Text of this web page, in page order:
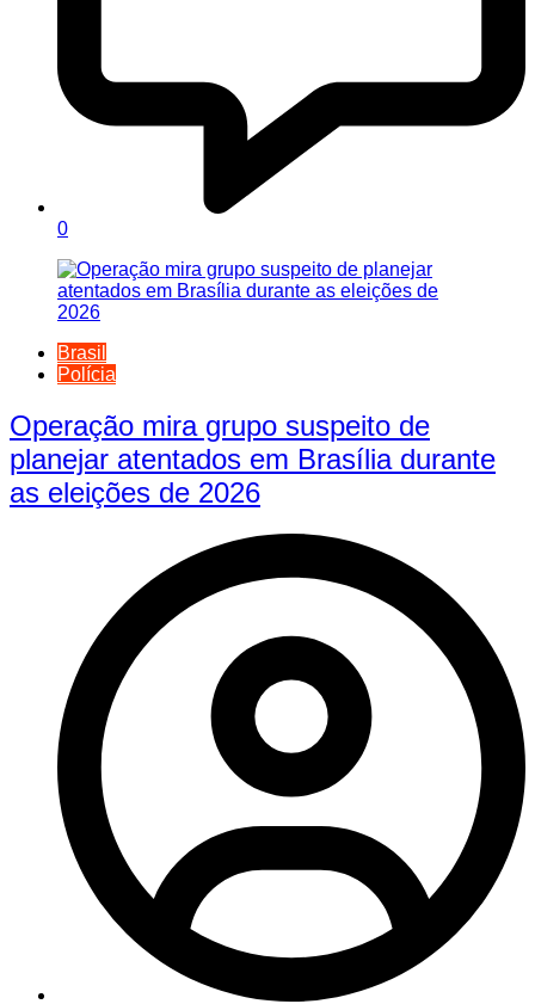
0
Brasil
Polícia
Operação mira grupo suspeito de
planejar atentados em Brasília durante
as eleições de 2026